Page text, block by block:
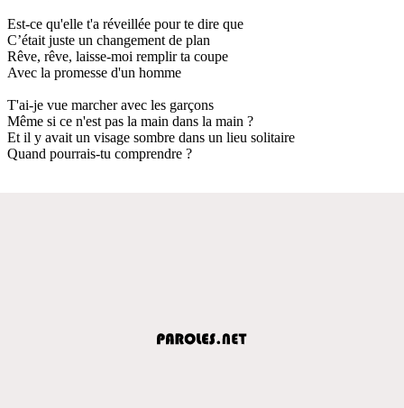
Est-ce qu'elle t'a réveillée pour te dire que
C’était juste un changement de plan
Rêve, rêve, laisse-moi remplir ta coupe
Avec la promesse d'un homme
T'ai-je vue marcher avec les garçons
Même si ce n'est pas la main dans la main ?
Et il y avait un visage sombre dans un lieu solitaire
Quand pourrais-tu comprendre ?